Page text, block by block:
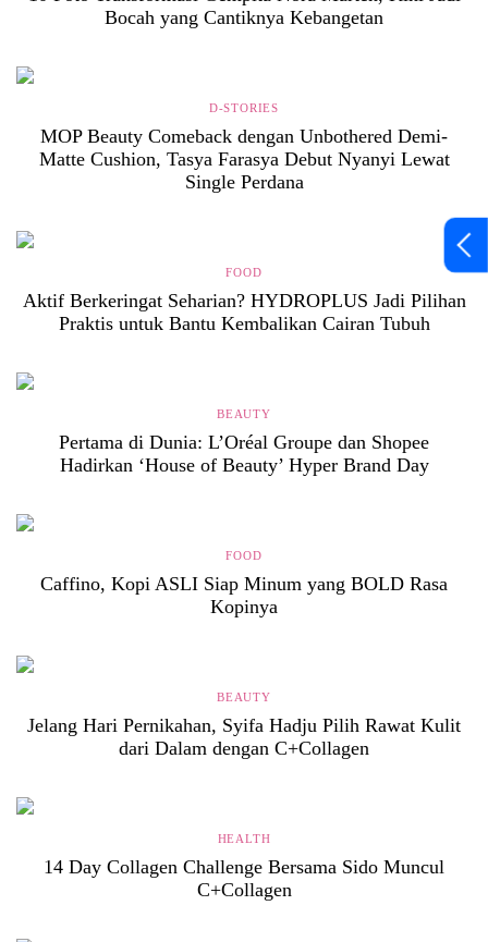
Bocah yang Cantiknya Kebangetan
D-STORIES
MOP Beauty Comeback dengan Unbothered Demi-
Matte Cushion, Tasya Farasya Debut Nyanyi Lewat
Single Perdana
FOOD
Aktif Berkeringat Seharian? HYDROPLUS Jadi Pilihan
Praktis untuk Bantu Kembalikan Cairan Tubuh
BEAUTY
Pertama di Dunia: L’Oréal Groupe dan Shopee
Hadirkan ‘House of Beauty’ Hyper Brand Day
FOOD
Caffino, Kopi ASLI Siap Minum yang BOLD Rasa
Kopinya
BEAUTY
Jelang Hari Pernikahan, Syifa Hadju Pilih Rawat Kulit
dari Dalam dengan C+Collagen
HEALTH
14 Day Collagen Challenge Bersama Sido Muncul
C+Collagen